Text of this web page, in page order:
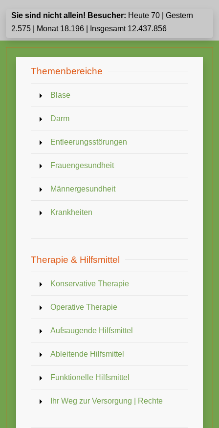
Sie sind nicht allein! Besucher: Heute 70 | Gestern
2.575 | Monat 18.196 | Insgesamt 12.437.856
Themenbereiche
Blase
Darm
Entleerungsstörungen
Frauengesundheit
Männergesundheit
Krankheiten
Therapie & Hilfsmittel
Konservative Therapie
Operative Therapie
Aufsaugende Hilfsmittel
Ableitende Hilfsmittel
Funktionelle Hilfsmittel
Ihr Weg zur Versorgung | Rechte